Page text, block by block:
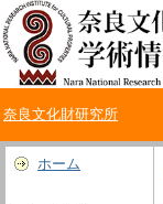
奈良文化財研究所
ホーム